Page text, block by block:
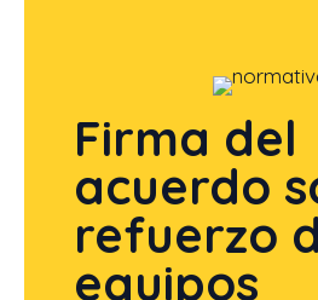
Firma del
acuerdo
refuerzo
equipos